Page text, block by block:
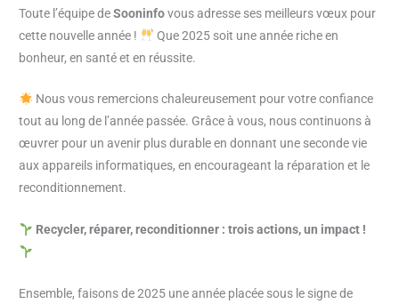
Toute l’équipe deSooninfovous adresse ses meilleurs vœux pour
cette nouvelle année !
Que 2025 soit une année riche en
bonheur, en santé et en réussite.
Nous vous remercions chaleureusement pour votre confiance
tout au long de l’année passée. Grâce à vous, nous continuons à
œuvrer pour un avenir plus durable en donnant une seconde vie
aux appareils informatiques, en encourageant la réparation et le
reconditionnement.
Recycler, réparer, reconditionner : trois actions, un impact !
Ensemble, faisons de 2025 une année placée sous le signe de